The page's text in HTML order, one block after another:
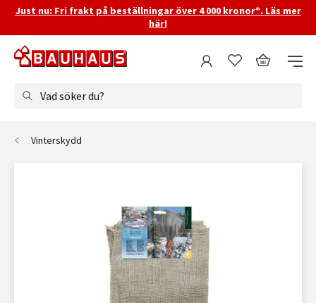
Just nu: Fri frakt på beställningar över 4 000 kronor*. Läs mer
här!
Vad söker du?
Vinterskydd